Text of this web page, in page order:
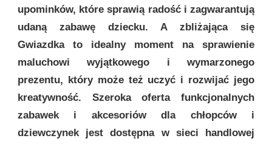
–
NAJMŁODSZYCH
upominków, które sprawią radość i zagwarantują
udaną zabawę dziecku. A zbliżająca się
Gwiazdka to idealny moment na sprawienie
maluchowi wyjątkowego i wymarzonego
prezentu, który może też uczyć i rozwijać jego
kreatywność. Szeroka oferta funkcjonalnych
zabawek i akcesoriów dla chłopców i
dziewczynek jest dostępna w sieci handlowej